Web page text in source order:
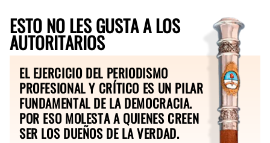
ESTO NO LES GUSTA A LOS
AUTORITARIOS
EL EJERCICIO DEL PERIODISMO
PROFESIONAL Y CRÍTICO ES UN PILAR
FUNDAMENTAL DE LA DEMOCRACIA.
POR ESO MOLESTA A QUIENES CREEN
SER LOS DUEÑOS DE LA VERDAD.